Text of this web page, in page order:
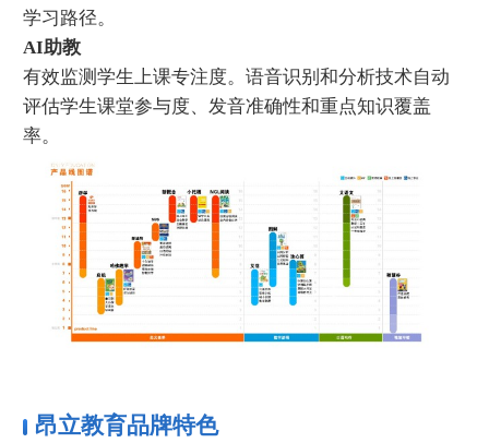
学习路径。
AI助教
有效监测学生上课专注度。语音识别和分析技术自动
评估学生课堂参与度、发音准确性和重点知识覆盖
率。
昂立教育品牌特色